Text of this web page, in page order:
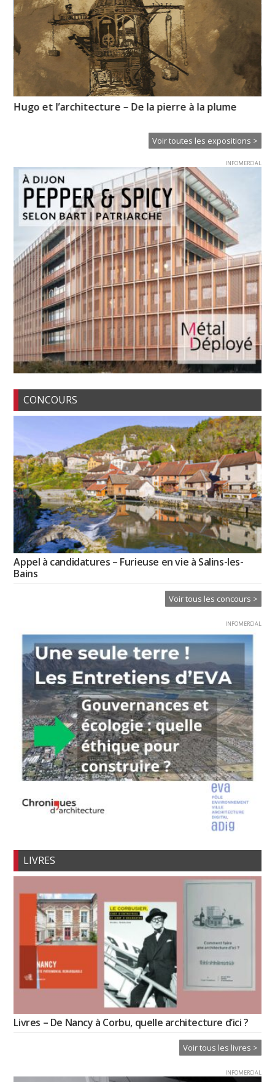
Hugo et l’architecture – De la pierre à la plume
Voir toutes les expositions >
INFOMERCIAL
CONCOURS
Appel à candidatures – Furieuse en vie à Salins-les-
Bains
Voir tous les concours >
INFOMERCIAL
LIVRES
Livres – De Nancy à Corbu, quelle architecture d’ici ?
Voir tous les livres >
INFOMERCIAL